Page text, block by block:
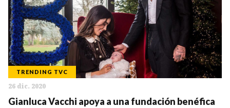
TRENDING TVC
26 dic. 2020
Gianluca Vacchi apoya a una fundación benéfica